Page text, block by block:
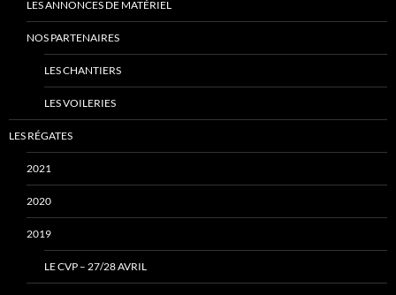
LES ANNONCES DE MATÉRIEL
NOS PARTENAIRES
LES CHANTIERS
LES VOILERIES
LES RÉGATES
2021
2020
2019
LE CVP – 27/28 AVRIL